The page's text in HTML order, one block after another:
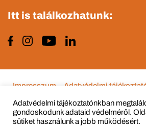
Itt is találkozhatunk:
Impresszum Adatvédelmi
Adatvédelmi tájékoztatónkban
gondoskodunk adataid védelméről.
sütiket használunk a jobb működésért.